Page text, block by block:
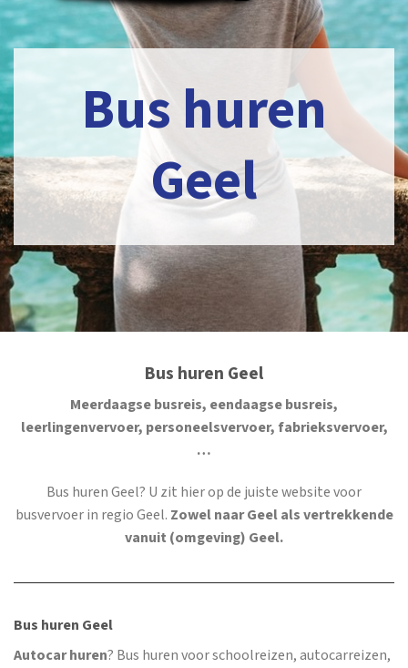
Bus huren
Geel
Bus huren Geel
Meerdaagse busreis, eendaagse busreis,
leerlingenvervoer, personeelsvervoer, fabrieksvervoer,
…
Bus huren Geel? U zit hier op de juiste website voor
busvervoer in regio Geel. Zowel naar Geel als vertrekkende
vanuit (omgeving) Geel.
Bus huren Geel
Autocar huren? Bus huren voor schoolreizen, autocarreizen,